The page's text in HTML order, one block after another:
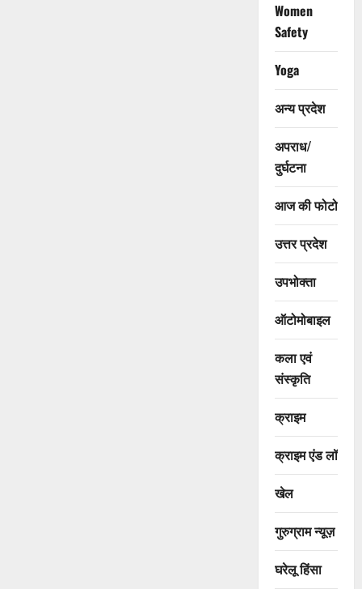
Women
Safety
Yoga
अन्य प्रदेश
अपराध/
दुर्घटना
आज की फोटो
उत्तर प्रदेश
उपभोक्ता
ऑटोमोबाइल
कला एवं
संस्कृति
क्राइम
क्राइम एंड लॉ
खेल
गुरुग्राम न्यूज़
घरेलू हिंसा